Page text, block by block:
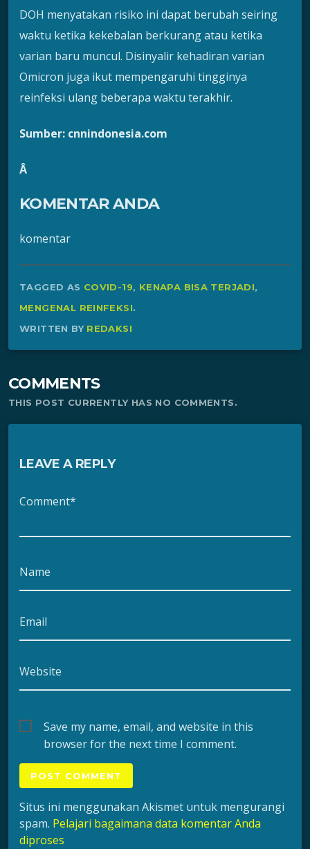
DOH menyatakan risiko ini dapat berubah seiring
waktu ketika kekebalan berkurang atau ketika
varian baru muncul. Disinyalir kehadiran varian
Omicron juga ikut mempengaruhi tingginya
reinfeksi ulang beberapa waktu terakhir.
Sumber: cnnindonesia.com
Â
KOMENTAR ANDA
komentar
TAGGED AS COVID-19, KENAPA BISA TERJADI,
MENGENAL REINFEKSI.
WRITTEN BY REDAKSI
COMMENTS
THIS POST CURRENTLY HAS NO COMMENTS.
LEAVE A REPLY
Comment*
Name
Email
Website
Save my name, email, and website in this
browser for the next time I comment.
Situs ini menggunakan Akismet untuk mengurangi
spam. Pelajari bagaimana data komentar Anda
diproses